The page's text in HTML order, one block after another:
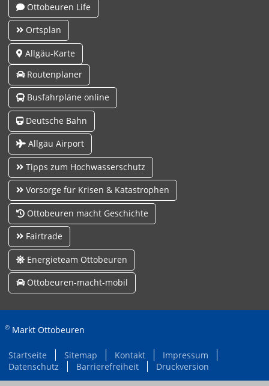
Ottobeuren Life
Ortsplan
Allgäu-Karte
Routenplaner
Busfahrpläne online
Deutsche Bahn
Allgäu Airport
Tipps zum Hochwasserschutz
Vorsorge für Krisen & Katastrophen
Ottobeuren macht Geschichte
Fairtrade
Energieteam Ottobeuren
Ottobeuren-macht-mobil
© Markt Ottobeuren
Startseite Sitemap Kontakt
Impressum
Datenschutz
Barrierefreiheit Druckversion